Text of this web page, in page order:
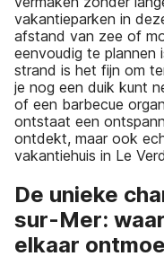
vakantieparken in
afstand van zee of
eenvoudig te plannen
strand is het fijn om
je nog een duik kunt
of een barbecue
ontstaat een
ontdekt, maar ook
vakantiehuis in Le
De unieke
sur-Mer:
elkaar